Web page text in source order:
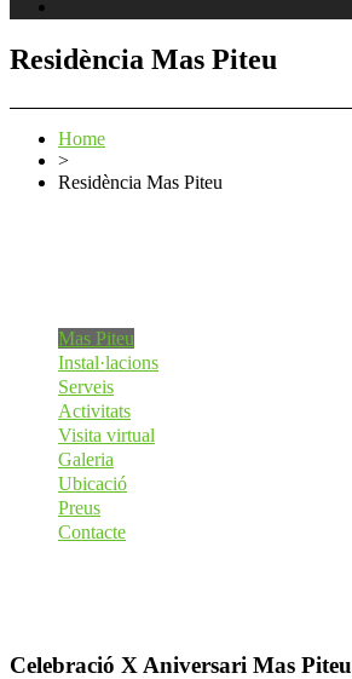
Residència Mas Piteu
Home
>
Residència Mas Piteu
Mas Piteu
Instal·lacions
Serveis
Activitats
Visita virtual
Galeria
Ubicació
Preus
Contacte
Celebració X Aniversari Mas Piteu